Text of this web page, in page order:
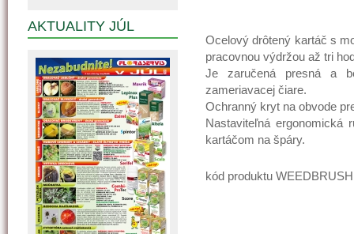
Ocelový drôtený kartáč s
pracovnou výdržou až tri
Je zaručená presná a
zameriavacej čiare.
Ochranný kryt na obvode
Nastaviteľná ergonomická
kartáčom na špáry.
kód produktu
AKTUALITY JÚL